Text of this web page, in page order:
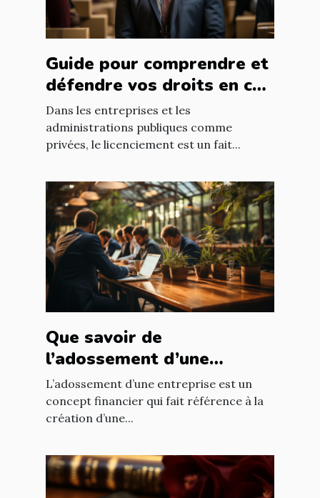
Guide pour comprendre et
défendre vos droits en cas
de licenciement abusif
Dans les entreprises et les
administrations publiques comme
privées, le licenciement est un fait...
Que savoir de
l’adossement d’une
entreprise ?
L’adossement d’une entreprise est un
concept financier qui fait référence à la
création d’une...